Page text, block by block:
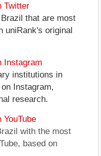
Twitter
that are most
uniRank's original
Instagram
institutions in
Instagram,
research.
with the most
based on